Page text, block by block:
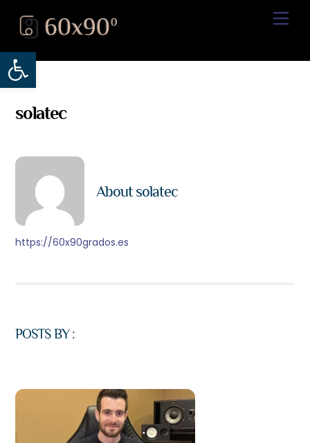
Abrir barra de herramientas
content
solatec
Aboutsolatec
https://60x90grados.es
POSTS BY :